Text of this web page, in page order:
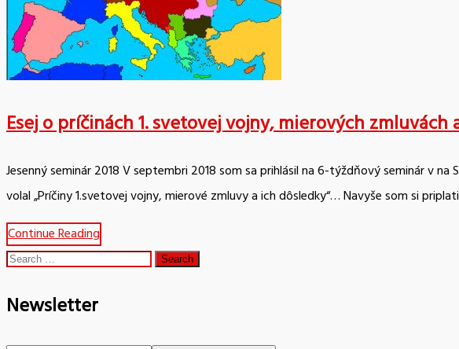
Esej o príčinách 1. svetovej vojny, mierových zmluvách
Jesenný seminár 2018 V septembri 2018 som sa prihlásil na 6-týždňový seminár v
volal „Príčiny 1.svetovej vojny, mierové zmluvy a ich dôsledky“… Navyše som si
Continue Reading
Search
Newsletter